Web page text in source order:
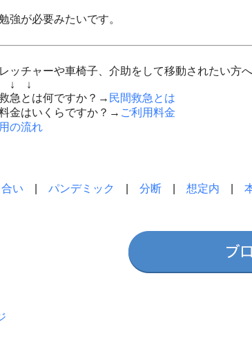
強が必要みたいです。
ッチャーや車椅子、介助をして移動されたい方へ
↓ ↓
急とは何ですか？→ 民間救急とは
金はいくらですか？→ ご利用料金
の流れ
い パンデミック 分断 想定内